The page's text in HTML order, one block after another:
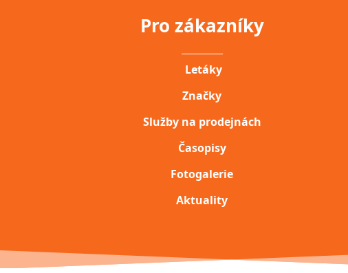
Pro zákazníky
Letáky
Značky
Služby na prodejnách
Časopisy
Fotogalerie
Aktuality